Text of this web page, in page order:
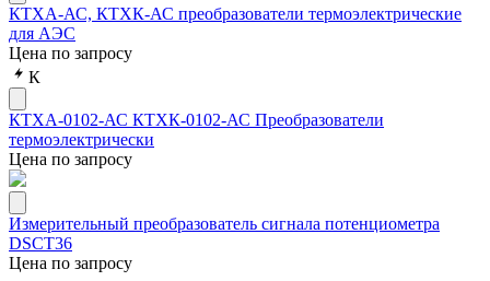
КТХА-АС, КТХК-АС преобразователи термоэлектрические
для АЭС
Цена по запросу
К
КТХА-0102-АС КТХК-0102-АС Преобразователи
термоэлектрически
Цена по запросу
Измерительный преобразователь сигнала потенциометра
DSCT36
Цена по запросу